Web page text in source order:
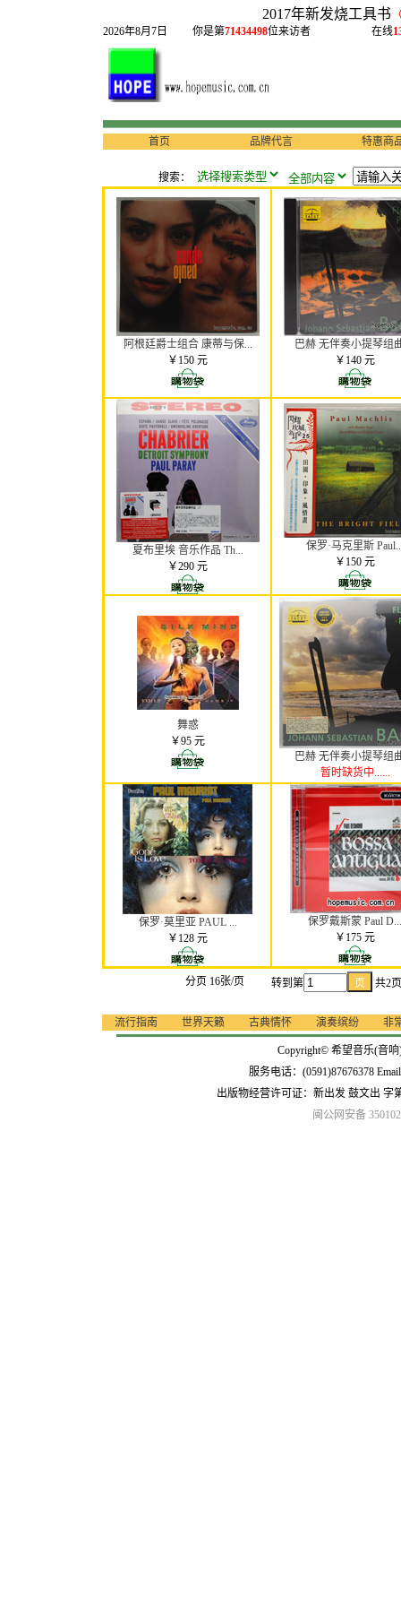
2017年新发烧工具书
2026年8月7日 你是第71434498位来访者 在线
首页 品牌代言 特惠商
搜索：
阿根廷爵士组合 康蒂与保...
￥150 元
巴赫 无伴奏小提琴组
￥140 元
夏布里埃 音乐作品 Th...
￥290 元
保罗·马克里斯
￥150 元
舞惑
￥95 元
巴赫 无伴奏小提琴组
暂时缺货中......
保罗·莫里亚 PAUL ...
￥128 元
保罗戴斯蒙 Paul D...
￥175 元
分页 16张/页 转到第 共2
流行指南 世界天籁 古典情怀 演奏缤纷 非
Copyright© 希望音乐(音
服务电话：(0591)87676378
出版物经营许可证：新出发 鼓文出
闽公网安备